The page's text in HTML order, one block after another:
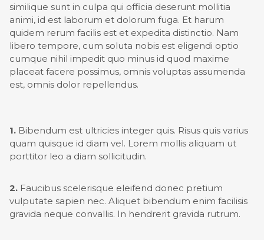
similique sunt in culpa qui officia deserunt mollitia
animi, id est laborum et dolorum fuga. Et harum
quidem rerum facilis est et expedita distinctio. Nam
libero tempore, cum soluta nobis est eligendi optio
cumque nihil impedit quo minus id quod maxime
placeat facere possimus, omnis voluptas assumenda
est, omnis dolor repellendus.
1. Bibendum est ultricies integer quis. Risus quis varius
quam quisque id diam vel. Lorem mollis aliquam ut
porttitor leo a diam sollicitudin.
2. Faucibus scelerisque eleifend donec pretium
vulputate sapien nec. Aliquet bibendum enim facilisis
gravida neque convallis. In hendrerit gravida rutrum.